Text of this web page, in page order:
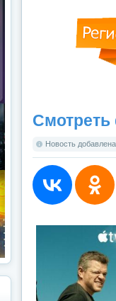
Новость